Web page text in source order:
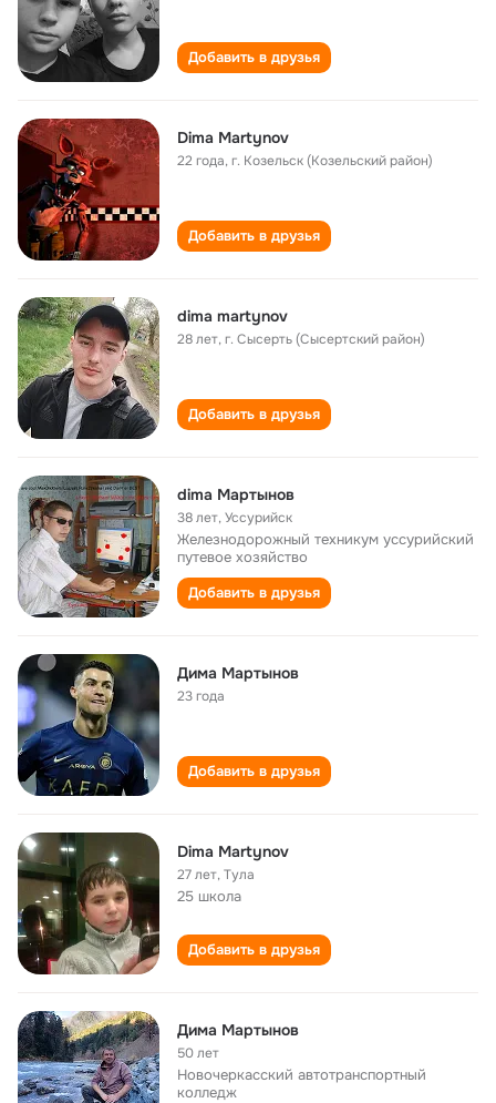
Добавить в друзья
Dima Martynov
22 года,г. Козельск (Козельский район)
Добавить в друзья
dima martynov
28 лет,г. Сысерть (Сысертский район)
Добавить в друзья
dima Мартынов
38 лет,Уссурийск
Железнодорожный техникум уссурийский
путевое хозяйство
Добавить в друзья
Дима Мартынов
23 года
Добавить в друзья
Dima Martynov
27 лет,Тула
25 школа
Добавить в друзья
Дима Мартынов
50 лет
Новочеркасский автотранспортный
колледж